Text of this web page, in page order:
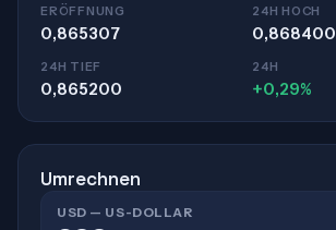
ERÖFFNUNG
0,865307
24H HOCH
0,868400
24H TIEF
0,865200
24H
+0,29%
Umrechnen
USD — US-DOLLAR